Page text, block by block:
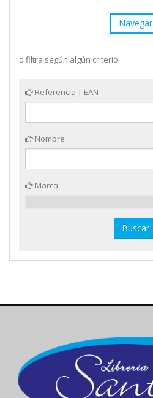
Navegar
o filtra según algún criterio:
Referencia | EAN
Nombre
Marca